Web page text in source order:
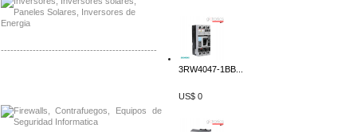
-------------------------------------------------
3RW4047-1BB...
US$ 0